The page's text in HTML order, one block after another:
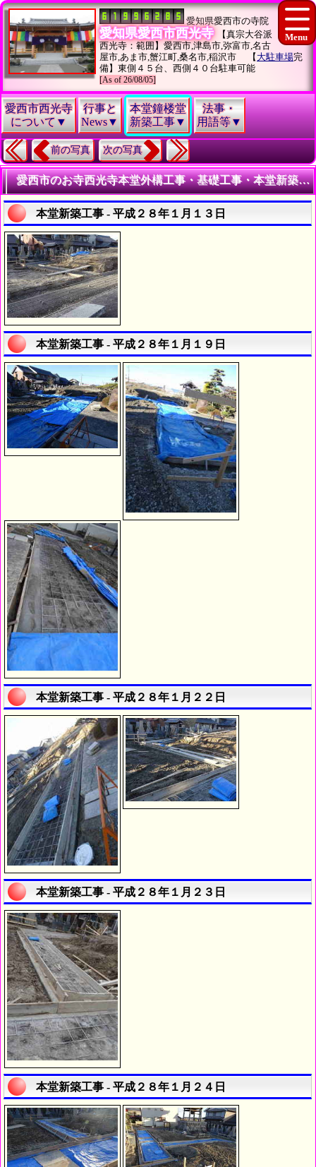
愛知県愛西市の寺院
愛知県愛西市西光寺
【真宗大谷派
西光寺：範囲】愛西市,津島市,弥富市,名古
屋市,あま市,蟹江町,桑名市,稲沢市 【 大駐車場完
備】東側４５台、西側４０台駐車可能
[As of 26/08/05]
愛西市西光寺
について▼
行事と
News▼
本堂鐘楼堂
新築工事▼
法事・
用語等▼
前の写真 次の写真
愛西市のお寺西光寺本堂外構工事・基礎工事・本堂新築工事 - 平成２８年１月－６月 - | 仏教寺院・仏閣建設工事手順
本堂新築工事 - 平成２８年１月１３日
本堂新築工事 - 平成２８年１月１９日
本堂新築工事 - 平成２８年１月２２日
本堂新築工事 - 平成２８年１月２３日
本堂新築工事 - 平成２８年１月２４日